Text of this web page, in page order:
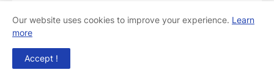
DALJAB BATCH 4 TAHUN
Our website uses cookies to improve your experience. Learn
more
Accept !